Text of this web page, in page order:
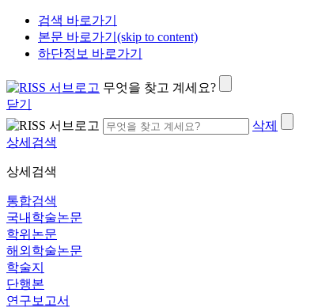
검색 바로가기
본문 바로가기(skip to content)
하단정보 바로가기
무엇을 찾고 계세요?
닫기
삭제
상세검색
상세검색
통합검색
국내학술논문
학위논문
해외학술논문
학술지
단행본
연구보고서